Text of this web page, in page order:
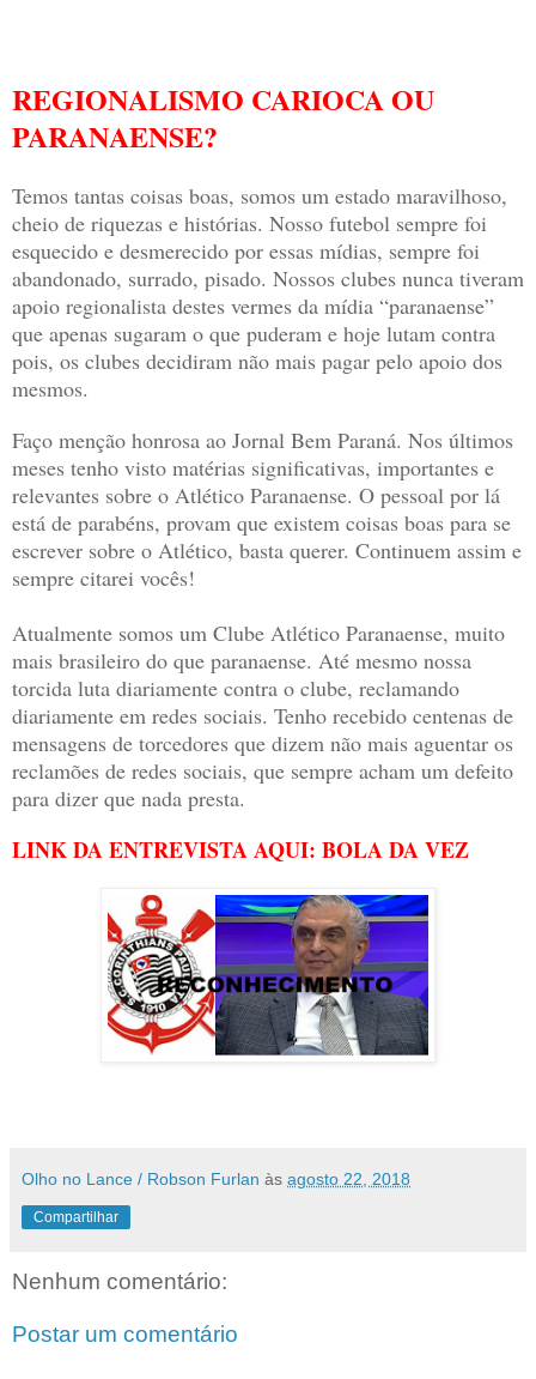
REGIONALISMO CARIOCA OU
PARANAENSE?
Temos tantas coisas boas, somos um estado maravilhoso,
cheio de riquezas e histórias. Nosso futebol sempre foi
esquecido e desmerecido por essas mídias, sempre foi
abandonado, surrado, pisado. Nossos clubes nunca tiveram
apoio regionalista destes vermes da mídia “paranaense”
que apenas sugaram o que puderam e hoje lutam contra
pois, os clubes decidiram não mais pagar pelo apoio dos
mesmos.
Faço menção honrosa ao Jornal Bem Paraná. Nos últimos
meses tenho visto matérias significativas, importantes e
relevantes sobre o Atlético Paranaense. O pessoal por lá
está de parabéns, provam que existem coisas boas para se
escrever sobre o Atlético, basta querer. Continuem assim e
sempre citarei vocês!
Atualmente somos um Clube Atlético Paranaense, muito
mais brasileiro do que paranaense. Até mesmo nossa
torcida luta diariamente contra o clube, reclamando
diariamente em redes sociais. Tenho recebido centenas de
mensagens de torcedores que dizem não mais aguentar os
reclamões de redes sociais, que sempre acham um defeito
para dizer que nada presta.
LINK DA ENTREVISTA AQUI: BOLA DA VEZ
Olho no Lance / Robson Furlan às agosto 22, 2018
Compartilhar
Nenhum comentário:
Postar um comentário